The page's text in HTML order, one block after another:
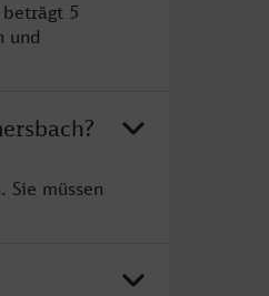
5
und
müssen